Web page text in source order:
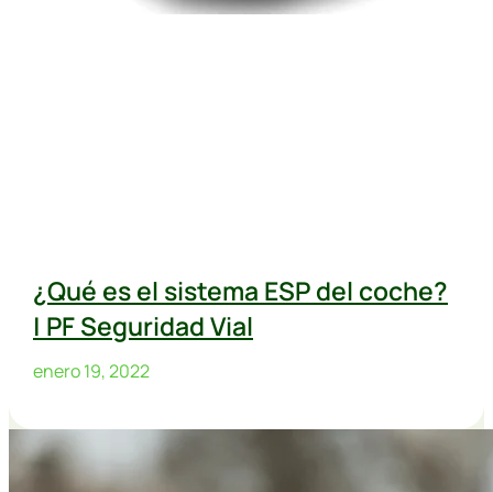
¿Qué es el sistema ESP del coche?
| PF Seguridad Vial
enero 19, 2022